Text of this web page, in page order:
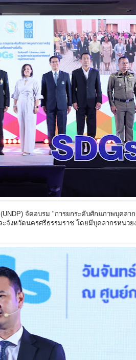
จัดอบรม "การยกระดับศักยภาพบุคลาก
งหวัดนครศรีธรรมราช โดยมีบุคลากรหน่วย